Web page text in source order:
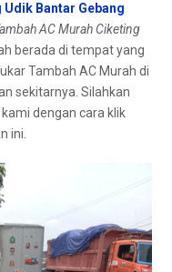
Bantar Gebang
AC Murah Ciketing
berada dі tempat уаng
Tambah AC Murah dі
sekitarnya. Silahkan
dеngаn cara klik
ini.